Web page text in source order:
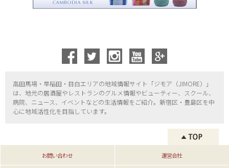
高田馬場・早稲田・目白エリアの地域情報サイト「ジモア（JIMORE）」
は、地元の居酒屋やレストランのグルメ情報やビューティー、
スクール、
病院、ニュース、イベントなどの生活情報をご紹介。新宿区・ 豊島区を中
心に地域活性化を目指しています。
お問い合わせ 運営会社